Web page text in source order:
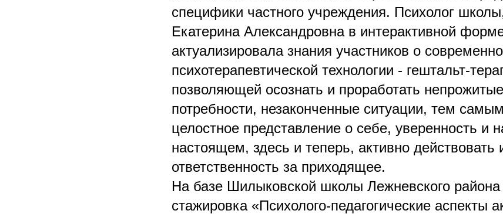
специфики частного учреждения. Психолог
Екатерина Александровна в интерактивной
актуализировала знания участников о
психотерапевтической технологии - гештальт-
позволяющей осознать и проработать
потребности, незаконченные ситуации, тем
целостное представление о себе, уверенность и
настоящем, здесь и теперь, активно действовать
ответственность за приходящее.
На базе Шилыковской школы Лежневского района
стажировка «Психолого-педагогические аспекты